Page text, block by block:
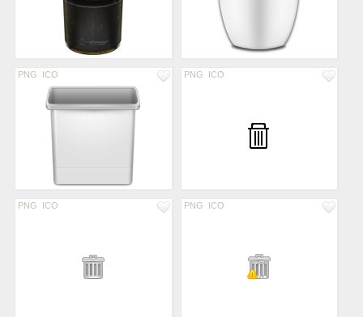
PNG ICO PNG ICO
PNG ICO PNG ICO